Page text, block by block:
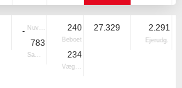
- Nuvær.
783
Samlet
240
Beboet
234
Vægtet
27.329 2.291
Ejerudg.